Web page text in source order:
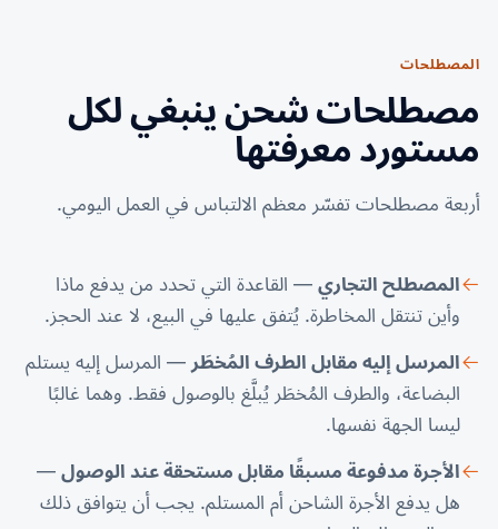
المصطلحات
مصطلحات شحن ينبغي لكل
مستورد معرفتها
أربعة مصطلحات تفسّر معظم الالتباس في العمل اليومي.
المصطلح التجاري — القاعدة التي تحدد من يدفع ماذا
وأين تنتقل المخاطرة. يُتفق عليها في البيع، لا عند الحجز.
المرسل إليه مقابل الطرف المُخطَر — المرسل إليه يستلم
البضاعة، والطرف المُخطَر يُبلَّغ بالوصول فقط. وهما غالبًا
ليسا الجهة نفسها.
الأجرة مدفوعة مسبقًا مقابل مستحقة عند الوصول —
هل يدفع الأجرة الشاحن أم المستلم. يجب أن يتوافق ذلك